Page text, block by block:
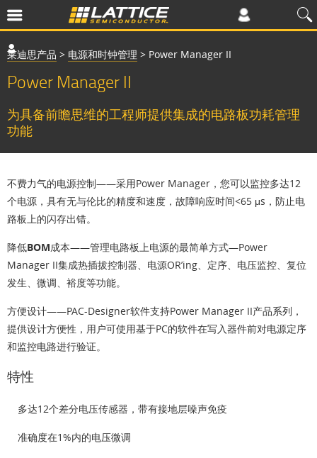
莱迪思产品 > 电源和时钟管理 > Power Manager II
Power Manager II
为具备前瞻思维的工程师提供集成的电路板功耗管理
功能
不费力气的电源控制——采用Power Manager，您可以监控多达12
个电源，具有无与伦比的精度和速度，故障响应时间<65 μs，防止电
路板上的闪存出错。
降低BOM成本——管理电路板上电源的最简单方式—Power
Manager II集成热插拔控制器、电源OR’ing、定序、电压监控、复位
发生、微调、裕度等功能。
方便设计——PAC-Designer软件支持Power Manager II产品系列，
提供设计方便性，用户可使用基于PC的软件在写入器件前对电源定序
和监控电路进行验证。
特性
多达12个差分电压传感器，带有接地层噪声免疫
准确度在1%内的电压微调